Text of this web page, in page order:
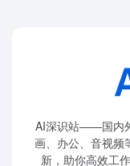
AI深识站——国内
画、办公、音视频
新，助你高效工